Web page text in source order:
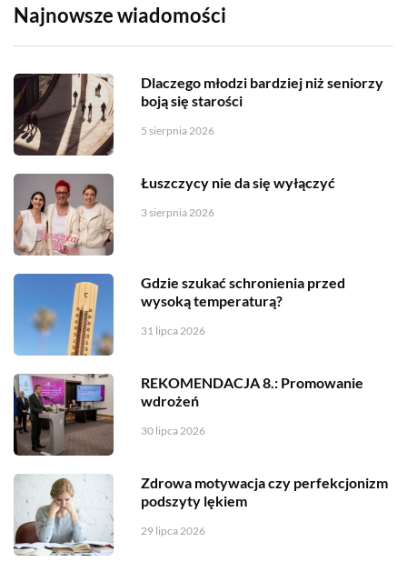
Najnowsze wiadomości
Dlaczego młodzi bardziej niż seniorzy
boją się starości
5 sierpnia 2026
Łuszczycy nie da się wyłączyć
3 sierpnia 2026
Gdzie szukać schronienia przed
wysoką temperaturą?
31 lipca 2026
REKOMENDACJA 8.: Promowanie
wdrożeń
30 lipca 2026
Zdrowa motywacja czy perfekcjonizm
podszyty lękiem
29 lipca 2026